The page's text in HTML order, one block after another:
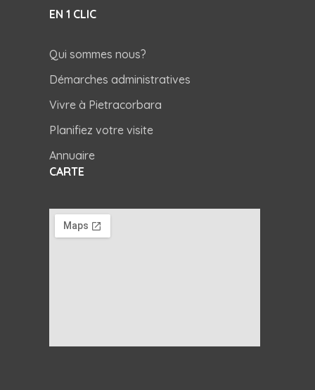
EN 1 CLIC
Qui sommes nous?
Démarches administratives
Vivre à Pietracorbara
Planifiez votre visite
Annuaire
CARTE